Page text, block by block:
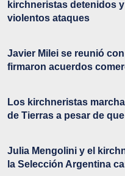
kirchneristas detenidos
violentos ataques
Javier Milei se reunió
firmaron acuerdos
Los kirchneristas
de Tierras a pesar de
Julia Mengolini y el
la Selección Argentina